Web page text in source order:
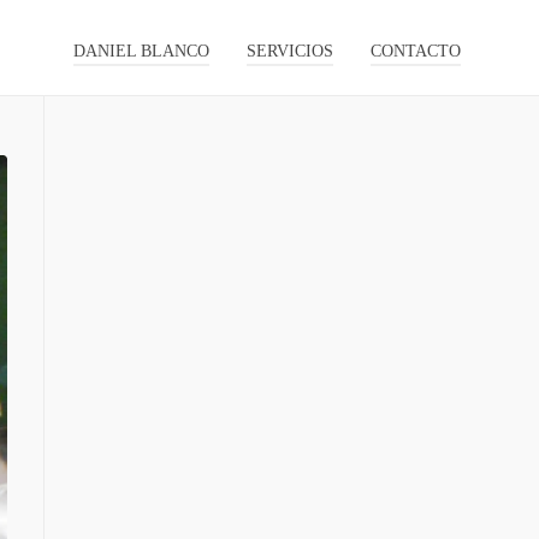
DANIEL BLANCO SERVICIOS CONTACTO